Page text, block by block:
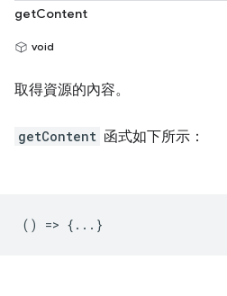
getContent
void
取得資源的內容。
getContent 函式如下所示：
() => {...}